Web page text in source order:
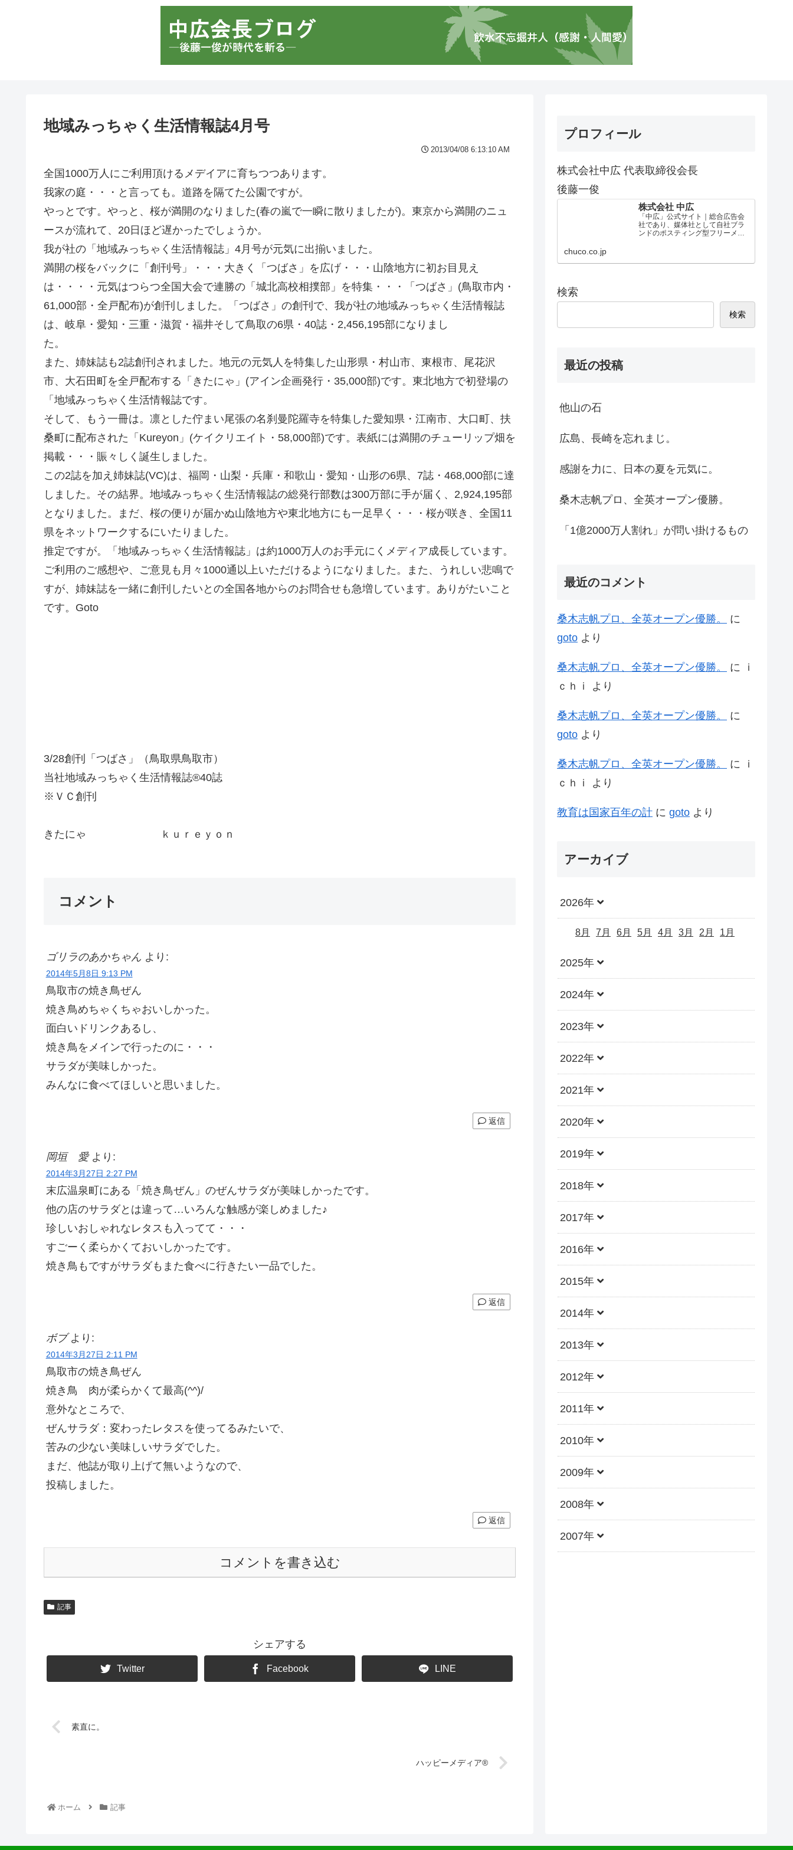
地域みっちゃく生活情報誌4月号
2013/04/08 6:13:10 AM
全国1000万人にご利用頂けるメデイアに育ちつつあります。
我家の庭・・・と言っても。道路を隔てた公園ですが。
やっとです。やっと、桜が満開のなりました(春の嵐で一瞬に散りましたが)。東京から満開のニュ
ースが流れて、20日ほど遅かったでしょうか。
我が社の「地域みっちゃく生活情報誌」4月号が元気に出揃いました。
満開の桜をバックに「創刊号」・・・大きく「つばさ」を広げ・・・山陰地方に初お目見え
は・・・・元気はつらつ全国大会で連勝の「城北高校相撲部」を特集・・・「つばさ」(鳥取市内・
61,000部・全戸配布)が創刊しました。「つばさ」の創刊で、我が社の地域みっちゃく生活情報誌
は、岐阜・愛知・三重・滋賀・福井そして鳥取の6県・40誌・2,456,195部になりまし
た。
また、姉妹誌も2誌創刊されました。地元の元気人を特集した山形県・村山市、東根市、尾花沢
市、大石田町を全戸配布する「きたにゃ」(アイン企画発行・35,000部)です。東北地方で初登場の
「地域みっちゃく生活情報誌です。
そして、もう一冊は。凛とした佇まい尾張の名刹曼陀羅寺を特集した愛知県・江南市、大口町、扶
桑町に配布された「Kureyon」(ケイクリエイト・58,000部)です。表紙には満開のチューリップ畑を
掲載・・・賑々しく誕生しました。
この2誌を加え姉妹誌(VC)は、福岡・山梨・兵庫・和歌山・愛知・山形の6県、7誌・468,000部に達
しました。その結界。地域みっちゃく生活情報誌の総発行部数は300万部に手が届く、2,924,195部
となりました。まだ、桜の便りが届かぬ山陰地方や東北地方にも一足早く・・・桜が咲き、全国11
県をネットワークするにいたりました。
推定ですが。「地域みっちゃく生活情報誌」は約1000万人のお手元にくメディア成長しています。
ご利用のご感想や、ご意見も月々1000通以上いただけるようになりました。また、うれしい悲鳴で
すが、姉妹誌を一緒に創刊したいとの全国各地からのお問合せも急増しています。ありがたいこと
です。Goto
3/28創刊「つばさ」（鳥取県鳥取市）
当社地域みっちゃく生活情報誌®40誌
※ＶＣ創刊
きたにゃ ｋｕｒｅｙｏｎ
コメント
ゴリラのあかちゃん より:
2014年5月8日 9:13 PM
鳥取市の焼き鳥ぜん
焼き鳥めちゃくちゃおいしかった。
面白いドリンクあるし、
焼き鳥をメインで行ったのに・・・
サラダが美味しかった。
みんなに食べてほしいと思いました。
返信
岡垣 愛 より:
2014年3月27日 2:27 PM
末広温泉町にある「焼き鳥ぜん」のぜんサラダが美味しかったです。
他の店のサラダとは違って…いろんな触感が楽しめました♪
珍しいおしゃれなレタスも入ってて・・・
すごーく柔らかくておいしかったです。
焼き鳥もですがサラダもまた食べに行きたい一品でした。
返信
ボブ より:
2014年3月27日 2:11 PM
鳥取市の焼き鳥ぜん
焼き鳥 肉が柔らかくて最高(^^)/
意外なところで、
ぜんサラダ：変わったレタスを使ってるみたいで、
苦みの少ない美味しいサラダでした。
まだ、他誌が取り上げて無いようなので、
投稿しました。
返信
コメントを書き込む
記事
シェアする
Twitter Facebook LINE
素直に。
ハッピーメディア®
ホーム 記事
プロフィール
株式会社中広 代表取締役会長
後藤一俊
株式会社 中広
「中広」公式サイト｜総合広告会
社であり、媒体社として自社ブラ
ンドのポスティング型フリーメデ
chuco.co.jp
検索
検索
最近の投稿
他山の石
広島、長崎を忘れまじ。
感謝を力に、日本の夏を元気に。
桑木志帆プロ、全英オープン優勝。
「1億2000万人割れ」が問い掛けるもの
最近のコメント
桑木志帆プロ、全英オープン優勝。
に
goto より
桑木志帆プロ、全英オープン優勝。 に
ｉ
ｃｈｉ
より
桑木志帆プロ、全英オープン優勝。
に
goto より
桑木志帆プロ、全英オープン優勝。 に
ｉ
ｃｈｉ
より
教育は国家百年の計 に goto より
アーカイブ
2026年
8月 7月 6月 5月 4月 3月 2月 1月
2025年
2024年
2023年
2022年
2021年
2020年
2019年
2018年
2017年
2016年
2015年
2014年
2013年
2012年
2011年
2010年
2009年
2008年
2007年